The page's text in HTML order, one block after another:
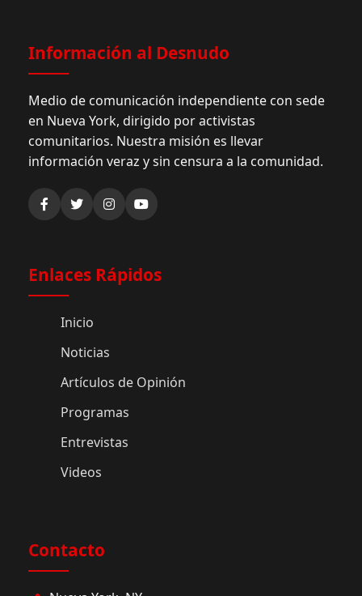
Información al Desnudo
Medio de comunicación independiente con sede
en Nueva York, dirigido por activistas
comunitarios. Nuestra misión es llevar
información veraz y sin censura a la comunidad.
Enlaces Rápidos
Inicio
Noticias
Artículos de Opinión
Programas
Entrevistas
Videos
Contacto